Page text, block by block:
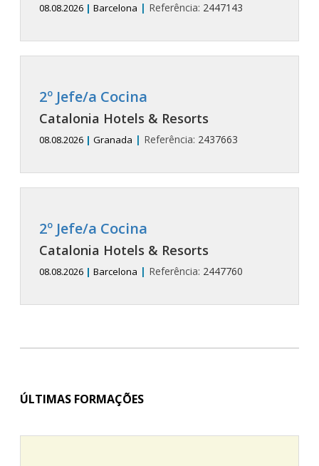
08.08.2026 | Barcelona | Referência: 2447143
2º Jefe/a Cocina
Catalonia Hotels & Resorts
08.08.2026 | Granada | Referência: 2437663
2º Jefe/a Cocina
Catalonia Hotels & Resorts
08.08.2026 | Barcelona | Referência: 2447760
ÚLTIMAS FORMAÇÕES